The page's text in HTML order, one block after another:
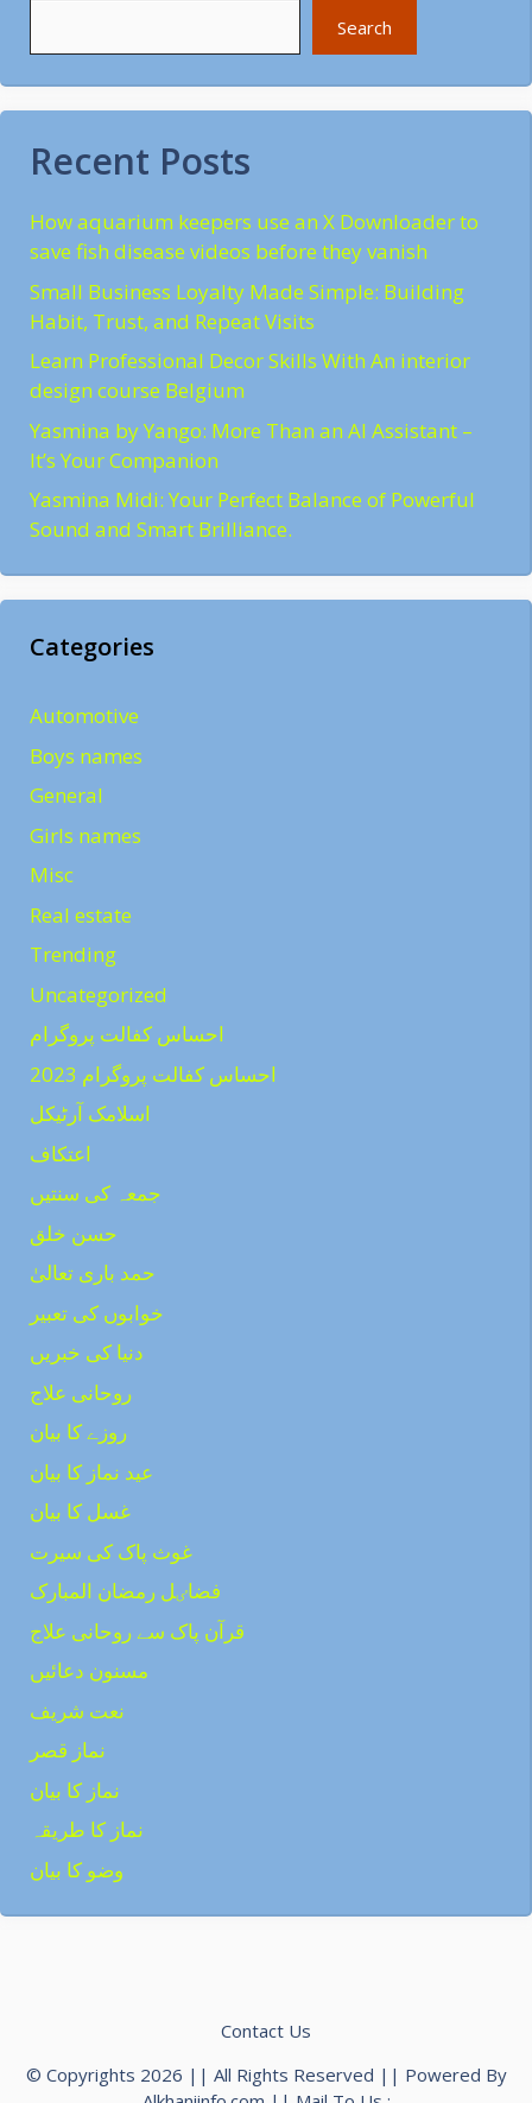
Search
Recent Posts
How aquarium keepers use an X Downloader to
save fish disease videos before they vanish
Small Business Loyalty Made Simple: Building
Habit, Trust, and Repeat Visits
Learn Professional Decor Skills With An interior
design course Belgium
Yasmina by Yango: More Than an AI Assistant –
It’s Your Companion
Yasmina Midi: Your Perfect Balance of Powerful
Sound and Smart Brilliance.
Categories
Automotive
Boys names
General
Girls names
Misc
Real estate
Trending
Uncategorized
احساس کفالت پروگرام
احساس کفالت پروگرام 2023
اسلامک آرٹیکل
اعتکاف
جمعہ کی سنتیں
حسن خلق
حمد باری تعالیٰ
خوابوں کی تعبیر
دنیا کی خبریں
روحانی علاج
روزے کا بیان
عید نماز کا بیان
غسل کا بیان
غوث پاک کی سیرت
فضاٸل رمضان المبارک
قرآن پاک سے روحانی علاج
مسنون دعائیں
نعت شریف
نماز قصر
نماز کا بیان
نماز کا طریقہ
وضو کا بیان
Contact Us
© Copyrights 2026 || All Rights Reserved || Powered By